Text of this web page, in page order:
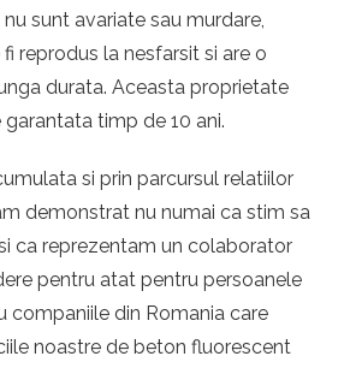
sunt avariate sau murdare,
reprodus la nesfarsit si are o
durata. Aceasta proprietate
timp de 10 ani.
si prin parcursul relatiilor
demonstrat nu numai ca stim sa
ca reprezentam un colaborator
pentru atat pentru persoanele
companiile din Romania care
noastre de beton fluorescent